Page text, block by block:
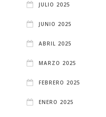
JULIO 2025
JUNIO 2025
ABRIL 2025
MARZO 2025
FEBRERO 2025
ENERO 2025